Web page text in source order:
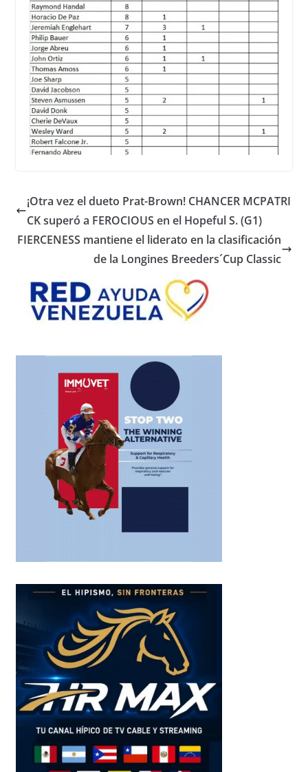
¡Otra vez el dueto Prat-Brown! CHANCER MCPATRI
CK superó a FEROCIOUS en el Hopeful S. (G1)
FIERCENESS mantiene el liderato en la clasificación
de la Longines Breeders´Cup Classic